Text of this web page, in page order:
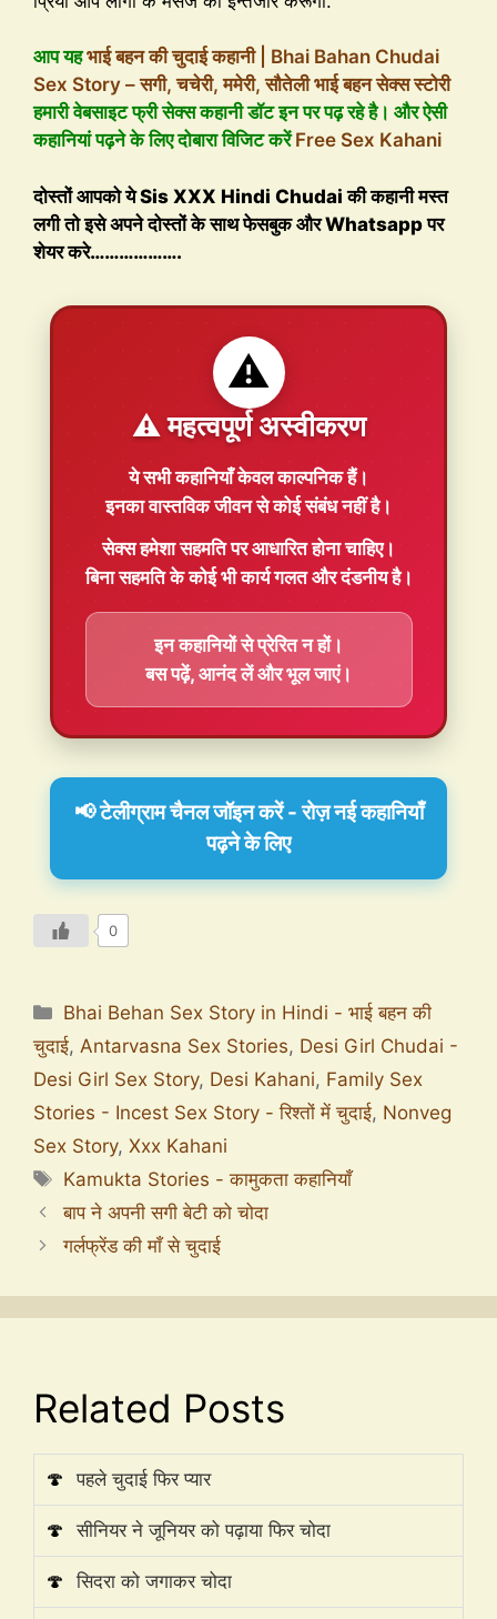
आप यहभाई बहन की चुदाई कहानी | Bhai Bahan Chudai
Sex Story – सगी, चचेरी, ममेरी, सौतेली भाई बहन सेक्स स्टोरी
हमारी वेबसाइट फ्री सेक्स कहानी डॉट इन पर पढ़ रहे है। और ऐसी
कहानियां पढ़ने के लिए दोबारा विजिट करेंFree Sex Kahani
दोस्तों आपको ये Sis XXX Hindi Chudai की कहानी मस्त
लगी तो इसे अपने दोस्तों के साथ फेसबुक और Whatsapp पर
शेयर करे……………….
⚠️
⚠️ महत्वपूर्ण अस्वीकरण
ये सभी कहानियाँकेवल काल्पनिकहैं।
इनका वास्तविक जीवन से कोई संबंध नहीं है।
सेक्स हमेशासहमतिपर आधारित होना चाहिए।
बिना सहमति के कोई भी कार्य गलत और दंडनीय है।
इन कहानियों से प्रेरित न हों।
बस पढ़ें, आनंद लें और भूल जाएं।
📢 टेलीग्राम चैनल जॉइन करें - रोज़ नई कहानियाँ
पढ़ने के लिए
0
Bhai Behan Sex Story in Hindi - भाई बहन की
चुदाई, Antarvasna Sex Stories, Desi Girl Chudai -
Desi Girl Sex Story, Desi Kahani, Family Sex
Stories - Incest Sex Story - रिश्तों में चुदाई, Nonveg
Sex Story, Xxx Kahani
Kamukta Stories - कामुकता कहानियाँ
बाप ने अपनी सगी बेटी को चोदा
गर्लफ्रेंड की माँ से चुदाई
Related Posts
🍄 पहले चुदाई फिर प्यार
🍄 सीनियर ने जूनियर को पढ़ाया फिर चोदा
🍄 सिदरा को जगाकर चोदा